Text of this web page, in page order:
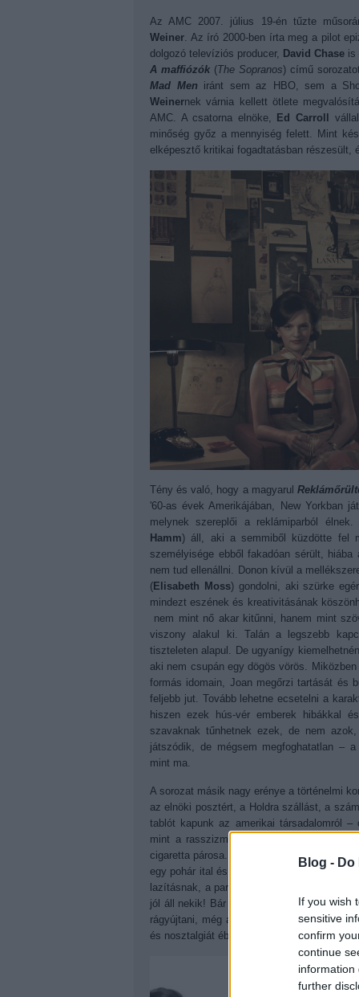
Blog -
If you wish
sensitive
confirm
continue
information
further
Az AMC 2007. július 19-én tűzte
Weiner. Az író 2000-ben írta meg a pilot
dolgozó televíziós producer, David Chase is
A maffiózók (The Sopranos) című
Mad Men iránt sem az HBO, sem a
Weinernek várnia kellett ötlete
AMC. A csatorna elnöke,
Ed Carroll
minőség győz a mennyiség felett. Mint
elképesztő kritikai fogadtatásban részesült,
Tény és való, hogy a magyarul
'60-as évek Amerikájában, New Yorkban
melynek szereplői a reklámiparból
Hamm) áll, aki a semmiből küzdötte fel
személyisége ebből fakadóan sérült,
nem tud ellenállni. Donon kívül a
( Elisabeth Moss) gondolni, aki szürke
mindezt eszének és kreativitásának
nem mint nő akar kitűnni, hanem mint
viszony alakul ki. Talán a legszebb
tiszteleten alapul. De ugyanígy
aki nem csupán egy dögös vörös.
formás idomain, Joan megőrzi tartását és
feljebb jut. Tovább lehetne ecsetelni a
hiszen ezek hús-vér emberek hibákkal
szavaknak tűnhetnek ezek, de nem
játszódik, de mégsem megfoghatatlan– a
mint ma.
A sorozat másik nagy erénye a történelmi
az elnöki posztért, a Holdra szállást, a
tablót kapunk az amerikai társadalomról –
mint a rasszizmus, a homofóbia, a
cigaretta párosa. Ha már dohányzás és
egy pohár ital és egy szál cigi
lazításnak, a partiknak, a családi
jól áll nekik! Bár mindkét szokás árt az
rágyújtani, még akkor is, ha alapjáraton
és nosztalgiát ébreszt bennünk a '60-as